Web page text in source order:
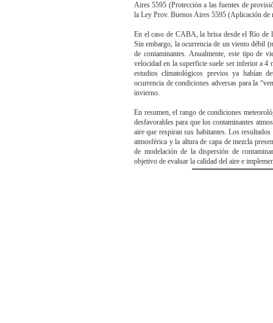
Aires 5595 (Protección a las fuentes de
la Ley Prov. Buenos Aires 5595 (Aplicación de
En el caso de CABA, la brisa desde el Río de
Sin embargo, la ocurrencia de un viento débil
de contaminantes. Anualmente, este tipo de
velocidad en la superficie suele ser inferior a 4
estudios climatológicos previos ya habían
ocurrencia de condiciones adversas para la
invierno.
En resumen, el rango de condiciones
desfavorables para que los contaminantes
aire que respiran sus habitantes. Los
atmosférica y la altura de capa de mezcla
de modelación de la dispersión de
objetivo de evaluar la calidad del aire e